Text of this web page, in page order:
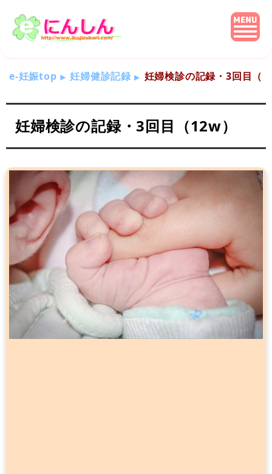
e-妊娠top 妊婦健診記録 妊婦検診の記録・3回目（
妊婦検診の記録・3回目（12w）